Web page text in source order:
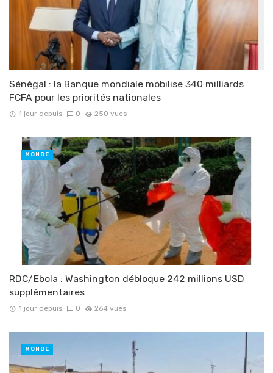
Sénégal : la Banque mondiale mobilise 340 milliards
FCFA pour les priorités nationales
1 jour depuis 0 250 vues
RDC/Ebola : Washington débloque 242 millions USD
supplémentaires
1 jour depuis 0 264 vues
MONDE
MONDE